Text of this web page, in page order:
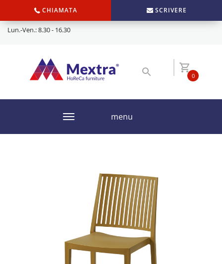
CHIAMATA SCRIVERE
Lun.-Ven.: 8.30 - 16.30
0
menu